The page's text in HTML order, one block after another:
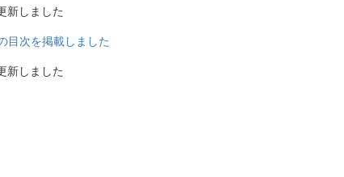
新しました
目次を掲載しました
新しました